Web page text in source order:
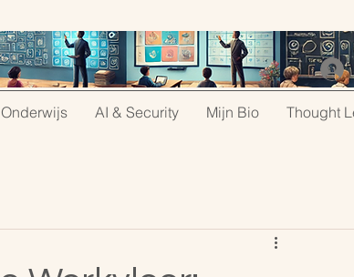
AI & Security Mijn Bio Thought